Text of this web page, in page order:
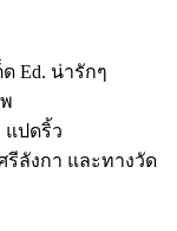
Ed. น่ารักๆ
ปดริ้ว
ลังกา และทางวัด